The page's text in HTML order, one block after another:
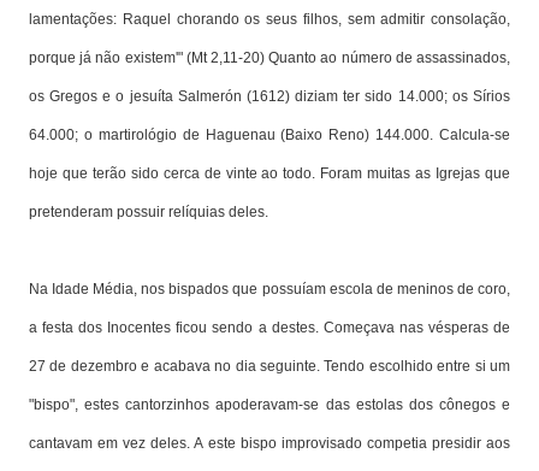
lamentações: Raquel chorando os seus filhos, sem admitir consolação,
porque já não existem'" (Mt 2,11-20) Quanto ao número de assassinados,
os Gregos e o jesuíta Salmerón (1612) diziam ter sido 14.000; os Sírios
64.000; o martirológio de Haguenau (Baixo Reno) 144.000. Calcula-se
hoje que terão sido cerca de vinte ao todo. Foram muitas as Igrejas que
pretenderam possuir relíquias deles.
Na Idade Média, nos bispados que possuíam escola de meninos de coro,
a festa dos Inocentes ficou sendo a destes. Começava nas vésperas de
27 de dezembro e acabava no dia seguinte. Tendo escolhido entre si um
"bispo", estes cantorzinhos apoderavam-se das estolas dos cônegos e
cantavam em vez deles. A este bispo improvisado competia presidir aos